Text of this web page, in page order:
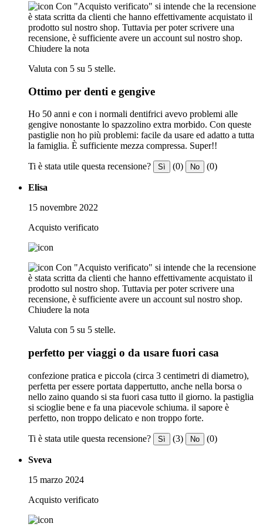
Con "Acquisto verificato" si intende che la recensione
è stata scritta da clienti che hanno effettivamente acquistato il
prodotto sul nostro shop. Tuttavia per poter scrivere una
recensione, è sufficiente avere un account sul nostro shop.
Chiudere la nota
Valuta con 5 su 5 stelle.
Ottimo per denti e gengive
Ho 50 anni e con i normali dentifrici avevo problemi alle
gengive nonostante lo spazzolino extra morbido. Con queste
pastiglie non ho più problemi: facile da usare ed adatto a tutta
la famiglia. È sufficiente mezza compressa. Super!!
Ti è stata utile questa recensione? Sì (0) No (0)
Elisa
15 novembre 2022
Acquisto verificato
Con "Acquisto verificato" si intende che la recensione
è stata scritta da clienti che hanno effettivamente acquistato il
prodotto sul nostro shop. Tuttavia per poter scrivere una
recensione, è sufficiente avere un account sul nostro shop.
Chiudere la nota
Valuta con 5 su 5 stelle.
perfetto per viaggi o da usare fuori casa
confezione pratica e piccola (circa 3 centimetri di diametro),
perfetta per essere portata dappertutto, anche nella borsa o
nello zaino quando si sta fuori casa tutto il giorno. la pastiglia
si scioglie bene e fa una piacevole schiuma. il sapore è
perfetto, non troppo delicato e non troppo forte.
Ti è stata utile questa recensione? Sì (3) No (0)
Sveva
15 marzo 2024
Acquisto verificato